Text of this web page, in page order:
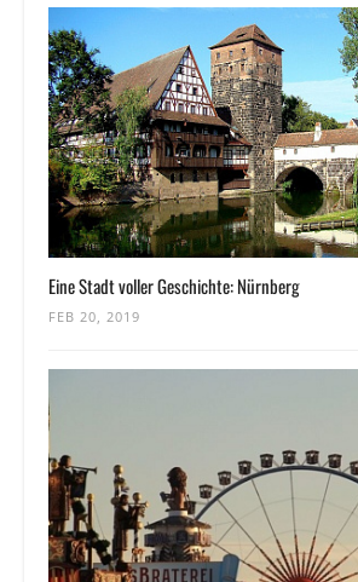
Eine Stadt voller Geschichte: Nürnberg
FEB 20, 2019